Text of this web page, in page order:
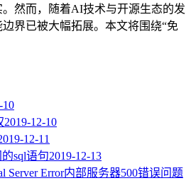
然而，随着AI技术与开源生态的发
界已被大幅拓展。本文将围绕“免
10
2019-12-10
12-11
sql语句2019-12-13
Server Error内部服务器500错误问题